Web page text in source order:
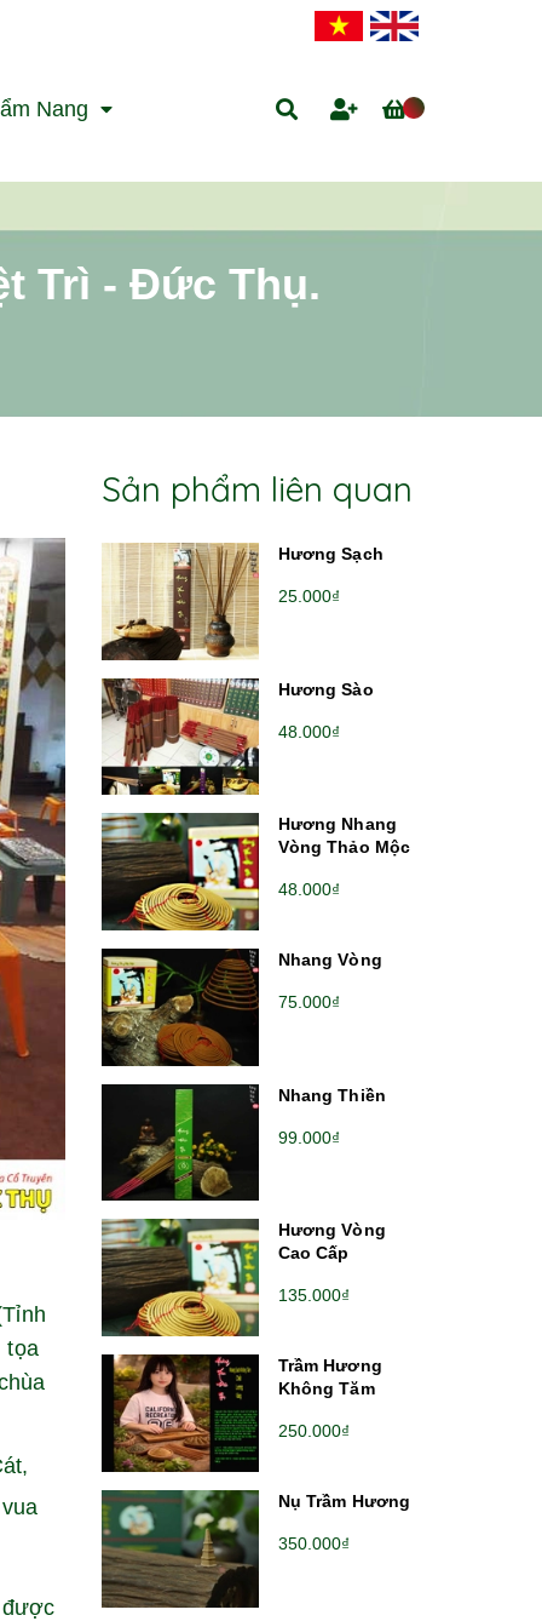
Nang
Trì - Đức Thụ.
tọa
được
Sản phẩm liên quan
Hương Sạch
25.000₫
Hương Sào
48.000₫
Hương Nhang
Vòng Thảo Mộc
48.000₫
Nhang Vòng
75.000₫
Nhang Thiền
99.000₫
Hương Vòng
Cao Cấp
135.000₫
Trầm Hương
Không Tăm
250.000₫
Nụ Trầm Hương
350.000₫